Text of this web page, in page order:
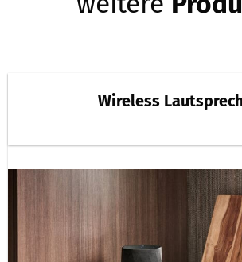
Wireless